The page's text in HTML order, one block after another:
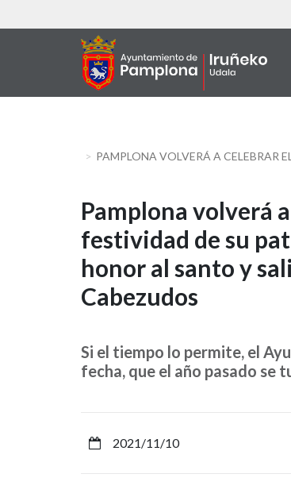
to
Pamplona
volverá
a
celebrar
el
29
noviembre
Pamplona volverá
festividad de su
honor al santo y
Cabezudos
Si el tiempo lo permite, el
fecha, que el año pasado se
2021/11/10